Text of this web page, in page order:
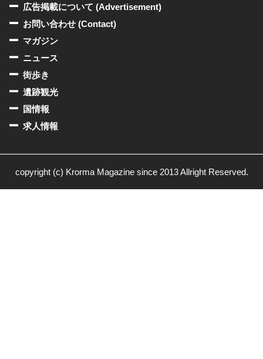
広告掲載について (Advertisement)
お問い合わせ (Contact)
マガジン
ニュース
街歩き
遺跡観光
国情報
求人情報
copyright (c) Krorma Magazine since 2013 Allright Reserved.